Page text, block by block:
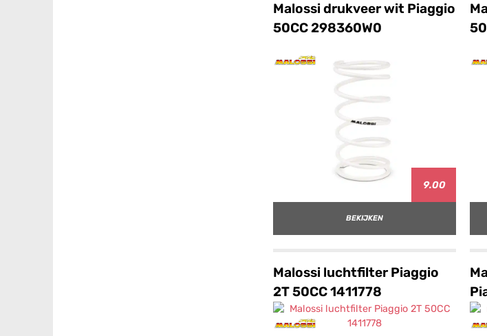
Malossi drukveer wit Piaggio
50CC 298360W0
9.00
BEKIJKEN
Malossi luchtfilter Piaggio
2T 50CC 1411778